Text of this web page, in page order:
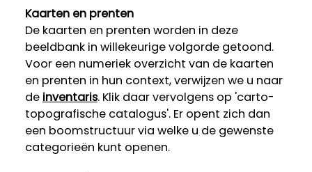
Kaarten en prenten
De kaarten en prenten worden in deze
beeldbank in willekeurige volgorde getoond.
Voor een numeriek overzicht van de kaarten
en prenten in hun context, verwijzen we u naar
de inventaris. Klik daar vervolgens op 'carto-
topografische catalogus'. Er opent zich dan
een boomstructuur via welke u de gewenste
categorieën kunt openen.